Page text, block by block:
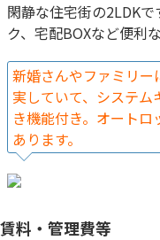
閑静な住宅街の2LDK
ク、宅配BOXなど便利
新婚さんやファミリー
実していて、システ
き機能付き。オートロ
あります。
賃料・管理費等